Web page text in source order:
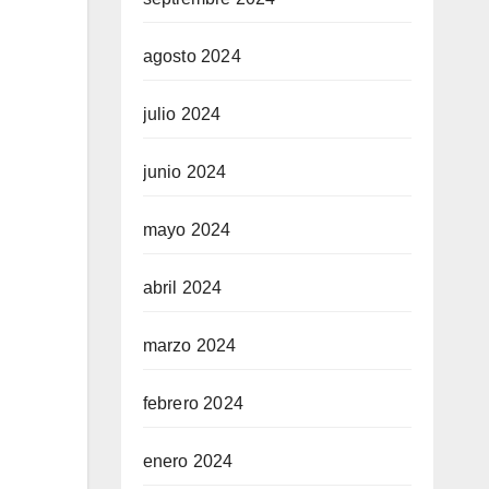
agosto 2024
julio 2024
junio 2024
mayo 2024
abril 2024
marzo 2024
febrero 2024
enero 2024